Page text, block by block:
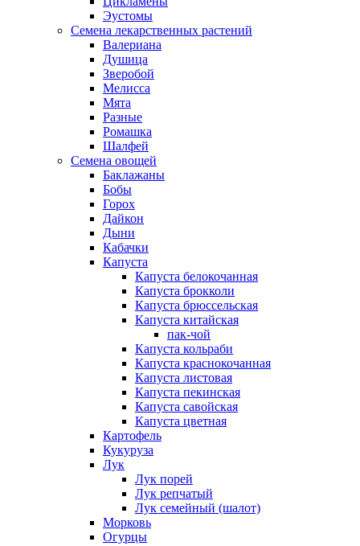
Эустомы
Семена лекарственных растений
Валериана
Душица
Зверобой
Мелисса
Мята
Разные
Ромашка
Шалфей
Семена овощей
Баклажаны
Бобы
Горох
Дайкон
Дыни
Кабачки
Капуста
Капуста белокочанная
Капуста брокколи
Капуста брюссельская
Капуста китайская
пак-чой
Капуста кольраби
Капуста краснокочанная
Капуста листовая
Капуста пекинская
Капуста савойская
Капуста цветная
Картофель
Кукуруза
Лук
Лук порей
Лук репчатый
Лук семейный (шалот)
Морковь
Огурцы